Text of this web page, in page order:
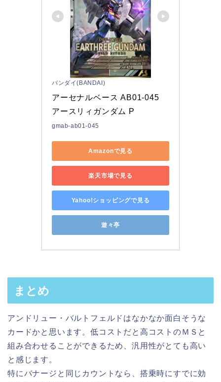
バンダイ(BANDAI)
アーセナルベース AB01-045
アースリィガンダム P
gmab-ab01-045
Amazonで見る
楽天市場で見る
Yahoo!ショッピングで見る
遊々亭
まとめ
アンドリュー・バルトフェルドはなかなか面白そうな
カードかと思います。低コストだと高コストのＭＳと
組み合わせることができるため、汎用性がとても高い
と感じます。
特にバナージと同じカウントなら、搭乗時にすでに効